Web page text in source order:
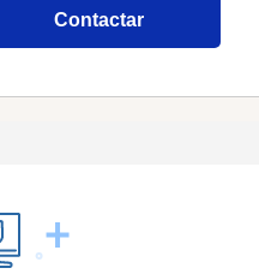
Contactar